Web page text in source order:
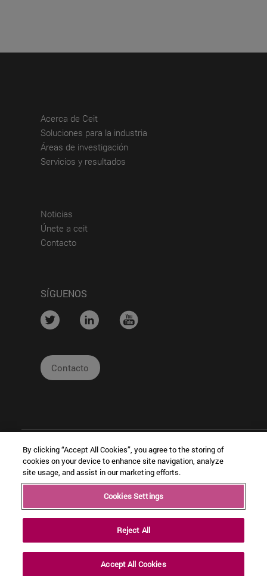
Acerca de Ceit(abre en nueva ventana)
Soluciones para la industria(abre en nueva ventana)
Áreas de investigación(abre en nueva ventana)
Servicios y resultados(abre en nueva ventana)
Noticias(abre en nueva ventana)
Únete a ceit(abre en nueva ventana)
Contacto(abre en nueva ventana)
SÍGUENOS
.... .... ....
Contacto
Copyright © Ceit
|
Información
|
|
By clicking “Accept All Cookies”, you agree to the storing of
cookies on your device to enhance site navigation, analyze
site usage, and assist in our marketing efforts.
Cookies Settings
Reject All
Accept All Cookies